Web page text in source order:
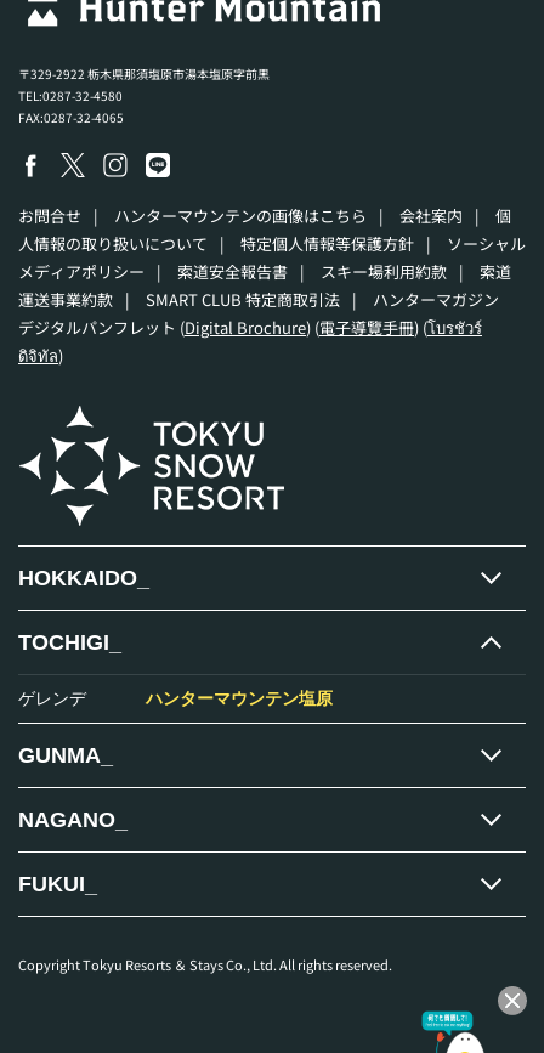
〒329-2922 栃木県那須塩原市湯本塩原字前黒
TEL:0287-32-4580
FAX:0287-32-4065
お問合せ | ハンターマウンテンの画像はこちら | 会社案内 |
個
人情報の取り扱いについて
| 特定個人情報等保護方針 |
ソーシャル
メディアポリシー
| 索道安全報告書 | スキー場利用約款 |
索道
運送事業約款 | SMART CLUB 特定商取引法 |
ハンターマガジン
デジタルパンフレット (Digital Brochure) (電子導覽手冊) (โบรชัวร์
ดิจิทัล)
HOKKAIDO_
TOCHIGI_
ゲレンデ ハンターマウンテン塩原
GUNMA_
NAGANO_
FUKUI_
Copyright Tokyu Resorts ＆ Stays Co., Ltd. All rights reserved.